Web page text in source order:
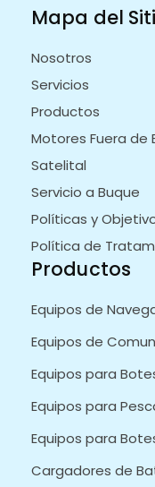
Mapa del
Nosotros
Servicios
Productos
Motores Fuera de
Satelital
Servicio a Buque
Políticas y
Política de
Productos
Equipos de
Equipos de
Equipos para
Equipos para
Equipos para
Cargadores de